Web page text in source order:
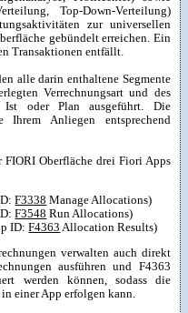
Top-Down-Verteilung)
zur universellen
gebündelt erreichen. Ein
Transaktionen entfällt.
alle darin enthaltene Segmente
Verrechnungsart und des
Ist oder Plan ausgeführt. Die
Anliegen entsprechend
FIORI Oberfläche drei Fiori Apps
F3338 Manage Allocations)
F3548 Run Allocations)
ID:F4363 Allocation Results)
verwalten auch direkt
ausführen und F4363
werden können, sodass die
einer App erfolgen kann.